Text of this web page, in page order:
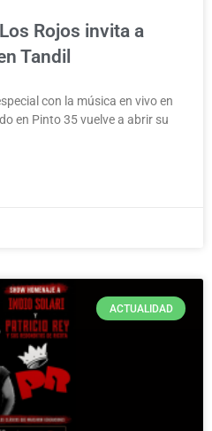
Rojos invita a
Tandil
con la música en vivo en
en Pinto 35 vuelve a abrir su
ACTUALIDAD